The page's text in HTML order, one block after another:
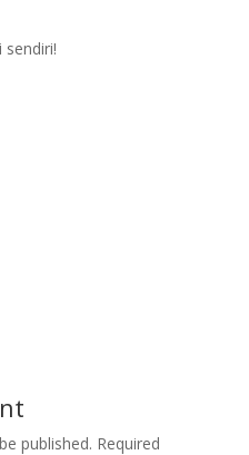
published. Required